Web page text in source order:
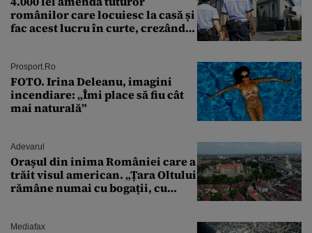
românilor care locuiesc la casă și
fac acest lucru în curte, crezând
Prosport.ro
FOTO. Irina Deleanu, imagini
incendiare: „Îmi place să fiu cât
mai naturală”
Adevarul
Orașul din inima României care a
trăit visul american. „Țara Oltului
rămâne numai cu bogații, cu
Mediafax